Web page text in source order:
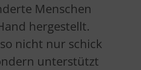
Menschen
hergestellt.
nicht nur schick
unterstützt